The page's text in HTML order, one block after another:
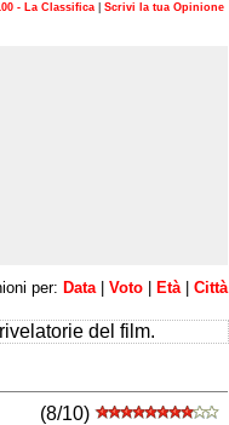
- La Classifica Scrivi la tua Opinione
per: Data Voto Età Città
del film.
(8/10)